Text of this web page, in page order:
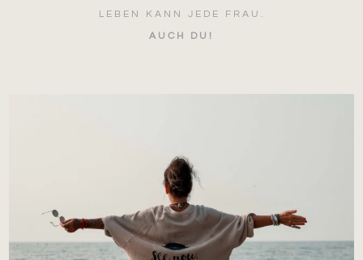
LEBEN KANN JEDE FRAU.
AUCH DU!